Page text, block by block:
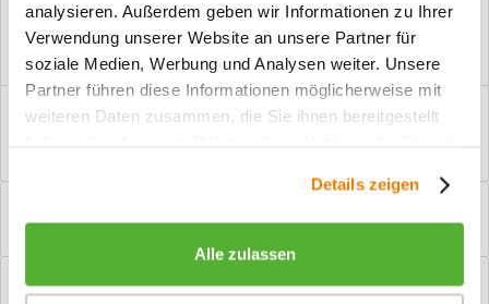
analysieren. Außerdem geben wir Informationen zu Ihrer
Verwendung unserer Website an unsere Partner für
soziale Medien, Werbung und Analysen weiter. Unsere
Partner führen diese Informationen möglicherweise mit
weiteren Daten zusammen, die Sie ihnen bereitgestellt
Details zeigen
Alle zulassen
Kostenloser Versand ab € 2000,- Bestellwert
Versand mit eigener Spedition
Beschreibung
Hilfevideo